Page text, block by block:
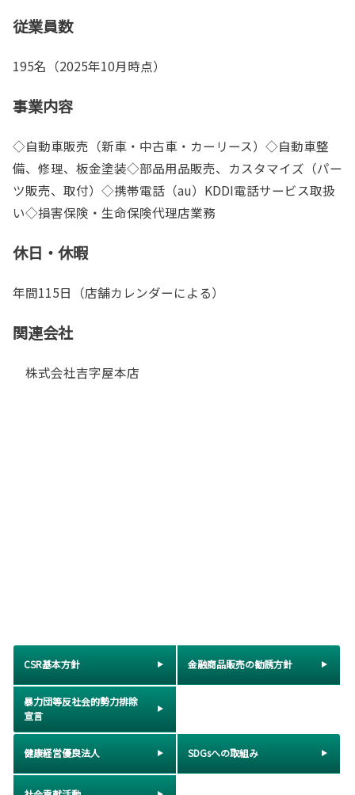
従業員数
195名（2025年10月時点）
事業内容
◇自動車販売（新車・中古車・カーリース）◇自動車整
備、修理、板金塗装◇部品用品販売、カスタマイズ（パー
ツ販売、取付）◇携帯電話（au）KDDI電話サービス取扱
い◇損害保険・生命保険代理店業務
休日・休暇
年間115日（店舗カレンダーによる）
関連会社
株式会社吉字屋本店
CSR基本方針 金融商品販売の勧誘方針
暴力団等反社会的勢力排除
宣言
健康経営優良法人 SDGsへの取組み